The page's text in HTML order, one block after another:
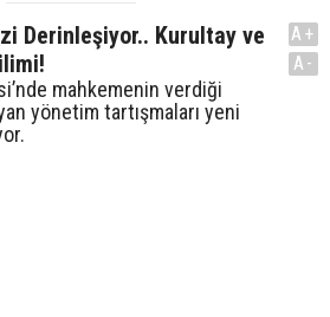
Derinleşiyor.. Kurultay ve
mahkemenin verdiği
yönetim tartışmaları yeni
A+
A-